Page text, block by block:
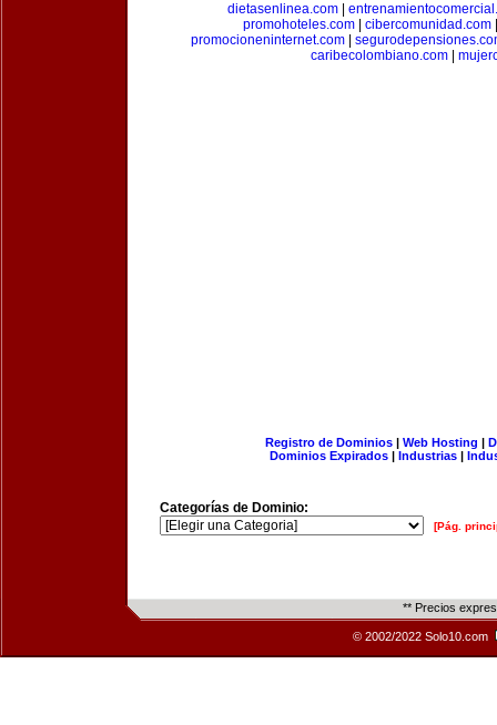
dietasenlinea.com|
promohoteles.com
cibercomunidad.com
promocioneninternet.com|
caribecolombiano.com|
Registro de Dominios| Web Hosting |
Dominios Expirados | Industrias |
Categorías de Dominio:
[Pág.
** Precios
© 2002/2022 Solo10.com